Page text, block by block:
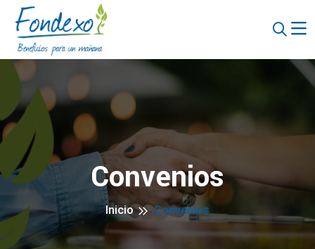
Convenios
Inicio Convenios